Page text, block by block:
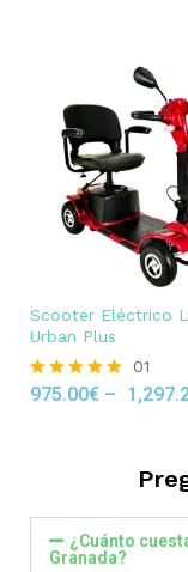
Scooter Eléctrico
Urban Plus
Rated
01
975.00€ –
¿Cuánto
Granada?